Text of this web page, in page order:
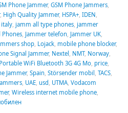
Phone Jammer, GSM Phone Jammers,
, High Quality Jammer, HSPA+, IDEN
italy, jamm all type phones, jammer
, Jammer telefon Jammer UK,
shop, Lojack, mobile phone blocker,
Signal Jammer, Nextel NMT, Norway,
Portable WiFi Bluetooth 3G 4G Mo, price,
Jammer, Spain Störsender mobil TACS,
, UAE, usd UTMA, Vodacom
, Wireless internet mobile phone,